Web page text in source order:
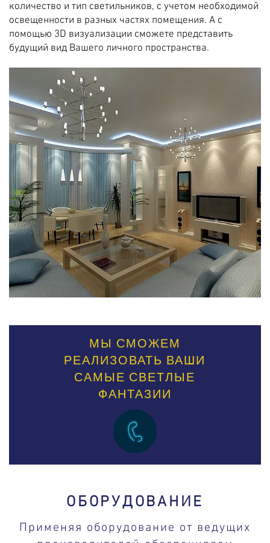
количество и тип светильников, с учетом необходимой
освещенности в разных частях помещения. А с
помощью 3D визуализации сможете представить
будущий вид Вашего личного пространства.
МЫ СМОЖЕМ
РЕАЛИЗОВАТЬ ВАШИ
САМЫЕ СВЕТЛЫЕ
ФАНТАЗИИ
ОБОРУДОВАНИЕ
Применяя оборудование от ведущих